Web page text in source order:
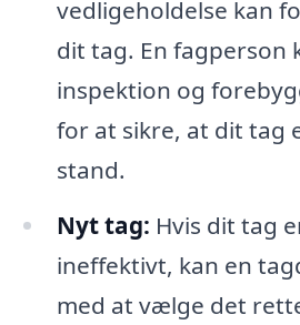
vedligeholdelse kan
dit tag. En fagperson
inspektion og
for at sikre, at dit tag
stand.
Nyt tag: Hvis dit tag
ineffektivt, kan en
med at vælge det